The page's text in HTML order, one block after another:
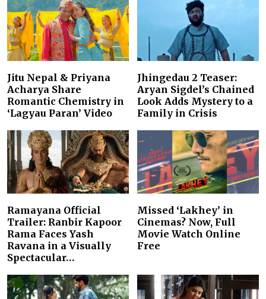
Jitu Nepal & Priyana
Acharya Share
Romantic Chemistry in
‘Lagyau Paran’ Video
Jhingedau 2 Teaser:
Aryan Sigdel’s Chained
Look Adds Mystery to a
Family in Crisis
Ramayana Official
Trailer: Ranbir Kapoor
Rama Faces Yash
Ravana in a Visually
Spectacular…
Missed ‘Lakhey’ in
Cinemas? Now, Full
Movie Watch Online
Free